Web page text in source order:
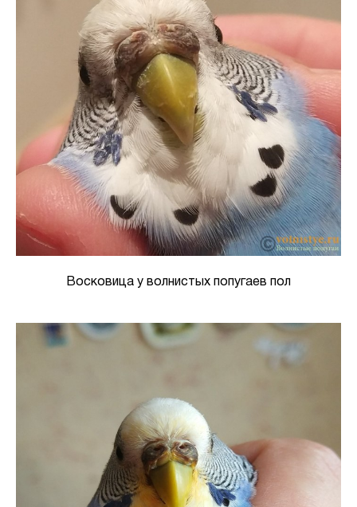
Восковица у волнистых попугаев пол